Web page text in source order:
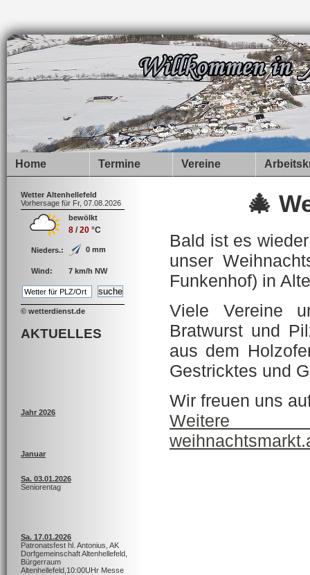
Home Termine Vereine
Wetter Altenhellefeld
Vorhersage für Fr, 07.08.2026
bewölkt
8 / 20 °C
Nieders.: 0 mm
Wind: 7 km/h NW
© wetterdienst.de
AKTUELLES
Jahr 2026
Januar
Sa. 03.01.2026
Seniorentag
Sa. 17.01.2026
Patronatsfest hl. Antonius, AK
Dorfgemeinschaft Altenhellefeld,
Bürgerraum
Altenhellefeld,10:00UHr Messe
🎄
Bald ist es
unser
Funkenhof) in
Viele Vereine
Bratwurst und
aus dem
Gestricktes und
Wir freuen uns
Weitere